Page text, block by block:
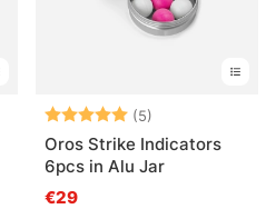
Beoordeling:
(5)
Oros Strike Indicators
6pcs in Alu Jar
€29